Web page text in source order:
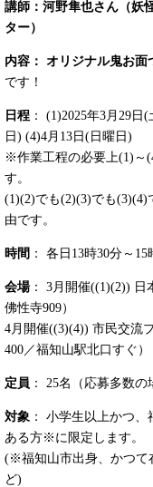
講師：河野隼也さん（妖
ター）
内容： オリジナル鬼お面
です！
日程 ： (1)2025年3月29
日) (4)4月13日(日曜日)
※作業工程の必要上(1)～
す。
(1)(2)でも(2)(3)でも(3)(4)
由です。
時間 ： 各日13時30分～15
会場： 3月開催((1)(2)) 日
佛性寺909）
4月開催((3)(4)) 市民交流
400／福知山駅北口すぐ）
定員 ： 25名（応募多数の
対象 ： 小学生以上かつ
ある方※に限定します。
(※福知山市出身、かつて
ど)